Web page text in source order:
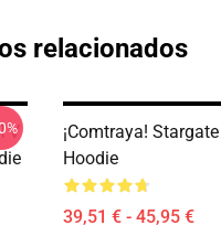
relacionados
¡Comtraya!
Hoodie
39,51 € - 45,95 €